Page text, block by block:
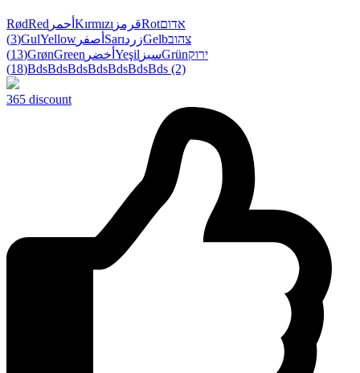
RødRed أحمر Kırmızı قرمزRotאדום
(3)GulYellow أصفر SarıزردGelbצהוב
(13)GrønGreen أخضر Yeşil سبزGrünירוק
(18)BdsBdsBdsBdsBdsBdsBds (2)
365 discount